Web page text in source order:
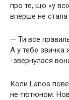
про те, що «у
вперше не
— Ти все
А у тебе звичка
-звернулася
Коли Lanos
не тютюном.